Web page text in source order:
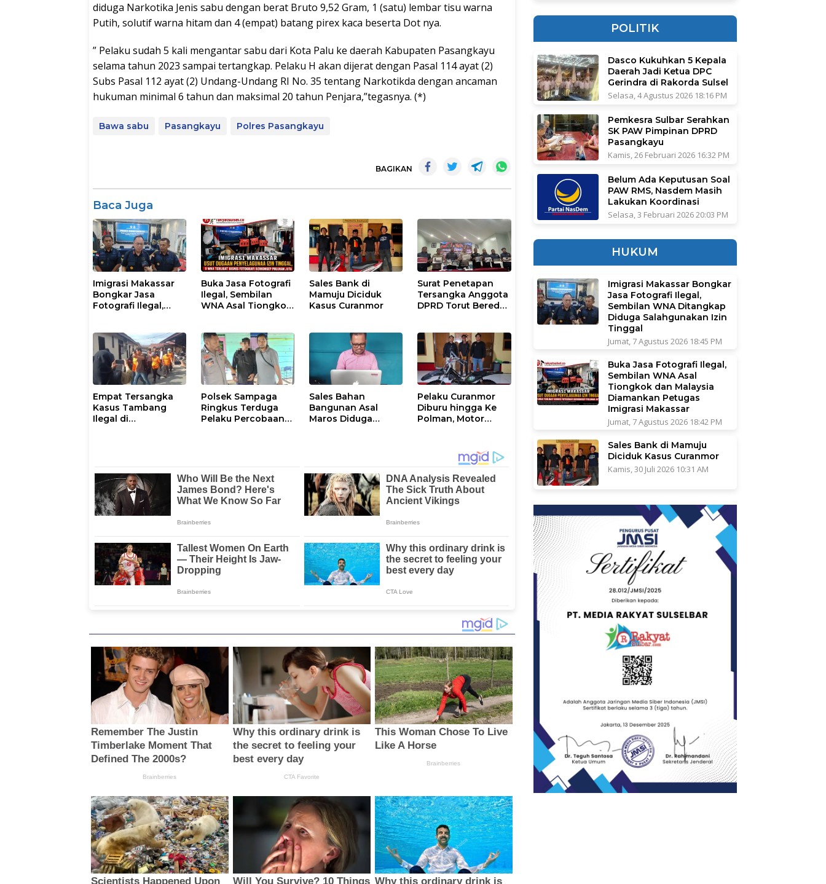
diduga Narkotika Jenis sabu dengan berat Bruto 9,52 Gram, 1 (satu) lembar tisu warna
Putih, solutif warna hitam dan 4 (empat) batang pirex kaca beserta Dot nya.
” Pelaku sudah 5 kali mengantar sabu dari Kota Palu ke daerah Kabupaten Pasangkayu
selama tahun 2023 sampai tertangkap. Pelaku H akan dijerat dengan Pasal 114 ayat (2)
Subs Pasal 112 ayat (2) Undang-Undang RI No. 35 tentang Narkotikda dengan ancaman
hukuman minimal 6 tahun dan maksimal 20 tahun Penjara,”tegasnya. (*)
Bawa sabu Pasangkayu Polres Pasangkayu
BAGIKAN
Baca Juga
Imigrasi Makassar
Bongkar Jasa
Fotografi Ilegal,
Salahgunakan Izin
Tinggal
Buka Jasa Fotografi
Ilegal, Sembilan
WNA Asal Tiongkok
Imigrasi Makassar
Sales Bank di
Mamuju Diciduk
Kasus Curanmor
Surat Penetapan
Tersangka Anggota
DPRD Torut Beredar,
Berstatus Saksi
Empat Tersangka
Kasus Tambang
Ilegal di
Polsek Sampaga
Ringkus Terduga
Pelaku Percobaan
Sales Bahan
Bangunan Asal
Maros Diduga
Pelaku Curanmor
Diburu hingga Ke
Polman, Motor
POLITIK
Dasco Kukuhkan 5 Kepala
Daerah Jadi Ketua DPC
Gerindra di Rakorda Sulsel
Selasa, 4 Agustus 2026 18:16 PM
Pemkesra Sulbar Serahkan
SK PAW Pimpinan DPRD
Pasangkayu
Kamis, 26 Februari 2026 16:32 PM
Belum Ada Keputusan Soal
PAW RMS, Nasdem Masih
Lakukan Koordinasi
Selasa, 3 Februari 2026 20:03 PM
HUKUM
Imigrasi Makassar Bongkar
Jasa Fotografi Ilegal,
Sembilan WNA Ditangkap
Diduga Salahgunakan Izin
Tinggal
Jumat, 7 Agustus 2026 18:45 PM
Buka Jasa Fotografi Ilegal,
Sembilan WNA Asal
Tiongkok dan Malaysia
Diamankan Petugas
Imigrasi Makassar
Jumat, 7 Agustus 2026 18:42 PM
Sales Bank di Mamuju
Diciduk Kasus Curanmor
Kamis, 30 Juli 2026 10:31 AM